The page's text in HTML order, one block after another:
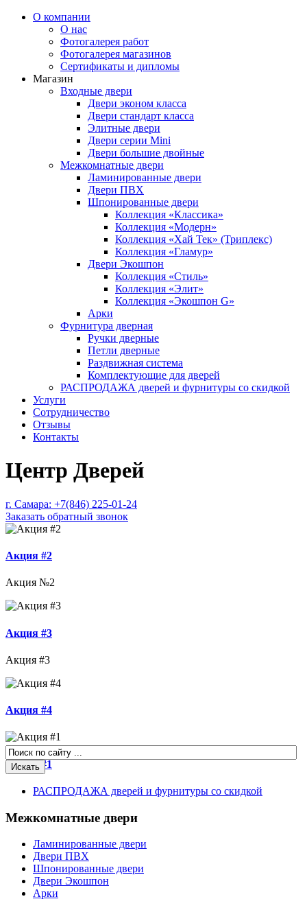
О компании
О нас
Фотогалерея работ
Фотогалерея магазинов
Сертификаты и дипломы
Магазин
Входные двери
Двери эконом класса
Двери стандарт класса
Элитные двери
Двери серии Mini
Двери большие двойные
Межкомнатные двери
Ламинированные двери
Двери ПВХ
Шпонированные двери
Коллекция «Классика»
Коллекция «Модерн»
Коллекция «Хай Тек» (Триплекс)
Коллекция «Гламур»
Двери Экошпон
Коллекция «Cтиль»
Коллекция «Элит»
Коллекция «Экошпон G»
Арки
Фурнитура дверная
Ручки дверные
Петли дверные
Раздвижная система
Комплектующие для дверей
РАСПРОДАЖА дверей и фурнитуры со скидкой
Услуги
Сотрудничество
Отзывы
Контакты
Центр Дверей
г. Самара: +7(846) 225-01-24
Заказать обратный звонок
Акция #2
Акция №2
Акция #3
Акция #3
Акция #4
Акция #1
РАСПРОДАЖА дверей и фурнитуры со скидкой
Межкомнатные двери
Ламинированные двери
Двери ПВХ
Шпонированные двери
Двери Экошпон
Арки